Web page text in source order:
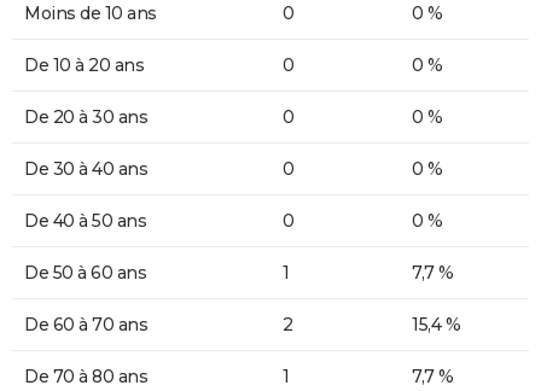
Moins de 10 ans 0 0 %
De 10 à 20 ans 0 0 %
De 20 à 30 ans 0 0 %
De 30 à 40 ans 0 0 %
De 40 à 50 ans 0 0 %
De 50 à 60 ans 1 7,7 %
De 60 à 70 ans 2 15,4 %
De 70 à 80 ans 1 7,7 %